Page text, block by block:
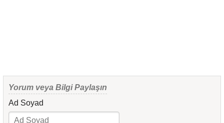
Yorum veya Bilgi Paylaşın
Ad Soyad